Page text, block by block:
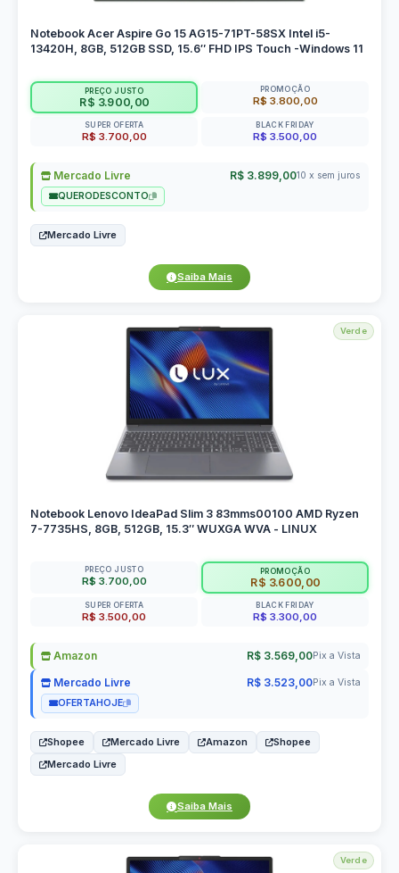
Notebook Acer Aspire Go 15 AG15-71PT-58SX Intel i5-
13420H, 8GB, 512GB SSD, 15.6″ FHD IPS Touch -Windows 11
PREÇO JUSTO
R$ 3.900,00
PROMOÇÃO
R$ 3.800,00
SUPER OFERTA
R$ 3.700,00
BLACK FRIDAY
R$ 3.500,00
Mercado Livre R$ 3.899,0010 x sem juros
QUERODESCONTO
Mercado Livre
Saiba Mais
Verde
Notebook Lenovo IdeaPad Slim 3 83mms00100 AMD Ryzen
7-7735HS, 8GB, 512GB, 15.3″ WUXGA WVA - LINUX
PREÇO JUSTO
R$ 3.700,00
PROMOÇÃO
R$ 3.600,00
SUPER OFERTA
R$ 3.500,00
BLACK FRIDAY
R$ 3.300,00
Amazon R$ 3.569,00Pix a Vista
Mercado Livre R$ 3.523,00Pix a Vista
OFERTAHOJE
Shopee Mercado Livre Amazon
Shopee
Mercado Livre
Saiba Mais
Verde